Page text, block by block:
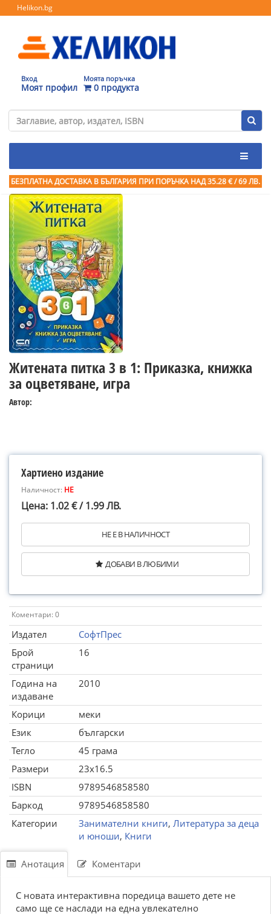
Helikon.bg
Вход
Моят профил
Моята поръчка
0 продукта
БЕЗПЛАТНА ДОСТАВКА В БЪЛГАРИЯ ПРИ ПОРЪЧКА НАД 35.28 € / 69 ЛВ.
Житената питка 3 в 1: Приказка, книжка
за оцветяване, игра
Автор:
Хартиено издание
Наличност: НЕ
Цена: 1.02 € / 1.99 ЛВ.
НЕ Е В НАЛИЧНОСТ
ДОБАВИ В ЛЮБИМИ
Коментари: 0
Издател
СофтПрес
Брой
страници
16
Година на
издаване
2010
Корици
меки
Език
български
Тегло
45 грама
Размери
23x16.5
ISBN
9789546858580
Баркод
9789546858580
Категории
Занимателни книги, Литература за деца
и юноши, Книги
Анотация Коментари
С новата интерактивна поредица вашето дете не
само ще се наслади на една увлекателно